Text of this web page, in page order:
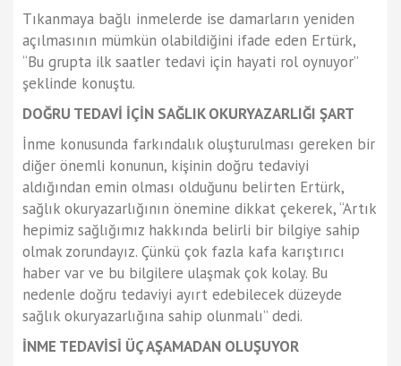
Tıkanmaya bağlı inmelerde ise damarların yeniden
açılmasının mümkün olabildiğini ifade eden Ertürk,
“Bu grupta ilk saatler tedavi için hayati rol oynuyor”
şeklinde konuştu.
DOĞRU TEDAVİ İÇİN SAĞLIK OKURYAZARLIĞI ŞART
İnme konusunda farkındalık oluşturulması gereken bir
diğer önemli konunun, kişinin doğru tedaviyi
aldığından emin olması olduğunu belirten Ertürk,
sağlık okuryazarlığının önemine dikkat çekerek, “Artık
hepimiz sağlığımız hakkında belirli bir bilgiye sahip
olmak zorundayız. Çünkü çok fazla kafa karıştırıcı
haber var ve bu bilgilere ulaşmak çok kolay. Bu
nedenle doğru tedaviyi ayırt edebilecek düzeyde
sağlık okuryazarlığına sahip olunmalı” dedi.
İNME TEDAVİSİ ÜÇ AŞAMADAN OLUŞUYOR